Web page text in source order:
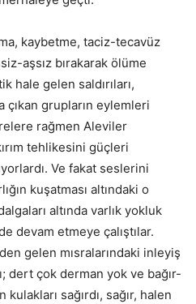
kaybetme, taciz-tecavüz
aşsız bırakarak ölüme
hale gelen saldırıları,
çıkan grupların eylemleri
rağmen Aleviler
tehlikesini güçleri
Ve fakat seslerini
kuşatması altındaki o
altında varlık yokluk
devam etmeye çalıştılar.
gelen mısralarındaki inleyiş
dert çok derman yok ve bağır-
sağırdı, sağır, halen